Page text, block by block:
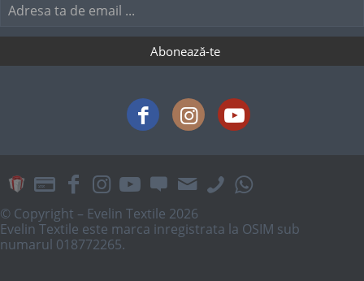
© Copyright – Evelin Textile 2026
Evelin Textile este marca inregistrata la OSIM sub
numarul 018772265.